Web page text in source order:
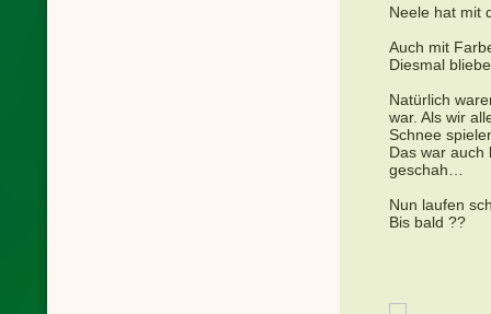
Neele hat mit
Auch mit
Diesmal
Natürlich
war. Als wir
Schnee
Das war auch
geschah…
Nun laufen
Bis bald ??